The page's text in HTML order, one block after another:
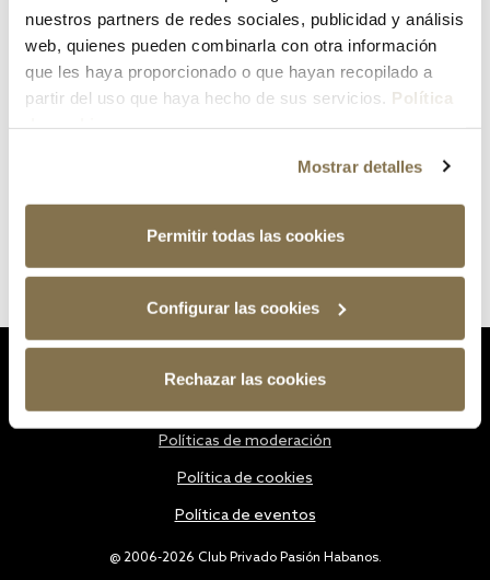
nuestros partners de redes sociales, publicidad y análisis
web, quienes pueden combinarla con otra información
que les haya proporcionado o que hayan recopilado a
partir del uso que haya hecho de sus servicios. Política
Mostrar detalles
Permitir todas las cookies
Configurar las cookies
Rechazar las cookies
¿Has olvidado tu contraseña?
@ 2006-2026 Club Privado Pasión Habanos.
Políticas de moderación
Política de cookies
Política de eventos